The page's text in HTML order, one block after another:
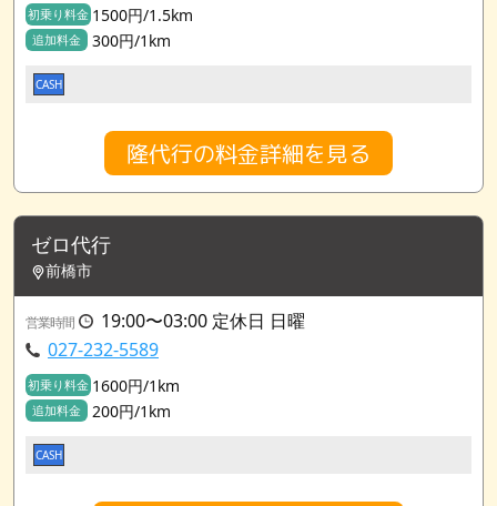
初乗り料金 1500円/1.5km
追加料金 300円/1km
CASH
隆代行の料金詳細を見る
ゼロ代行
前橋市
営業時間
19:00〜03:00 定休日 日曜
027-232-5589
初乗り料金 1600円/1km
追加料金 200円/1km
CASH